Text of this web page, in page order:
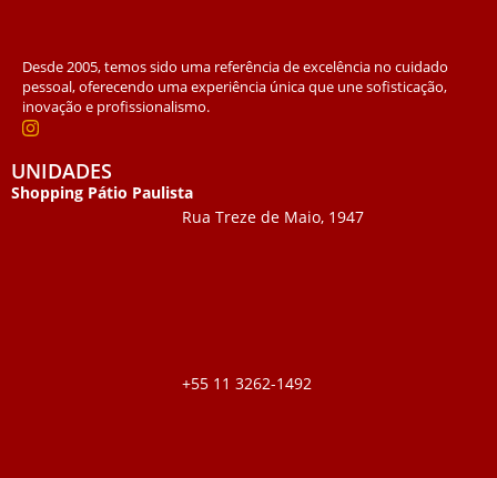
Desde 2005, temos sido uma referência de excelência no cuidado
pessoal, oferecendo uma experiência única que une sofisticação,
inovação e profissionalismo.
UNIDADES
Shopping Pátio Paulista
Rua Treze de Maio, 1947
+55 11 3262-1492